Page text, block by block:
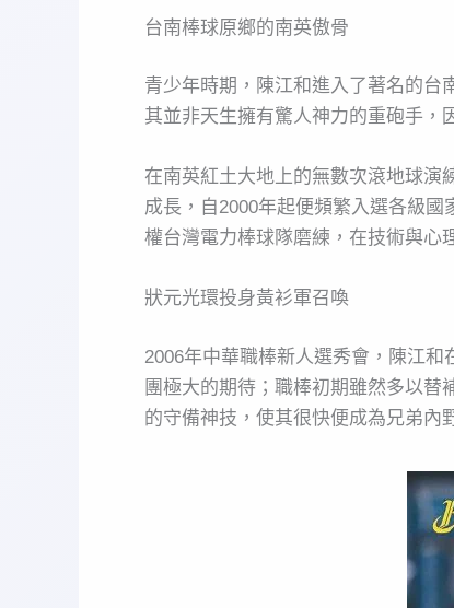
台南棒球原鄉的南英傲骨
青少年時期，陳江和進入了著名的台
其並非天生擁有驚人神力的重砲手，
在南英紅土大地上的無數次滾地球演
成長，自2000年起便頻繁入選各級
權台灣電力棒球隊磨練，在技術與心
狀元光環投身黃衫軍召喚
2006年中華職棒新人選秀會，陳江
團極大的期待；職棒初期雖然多以
的守備神技，使其很快便成為兄弟內